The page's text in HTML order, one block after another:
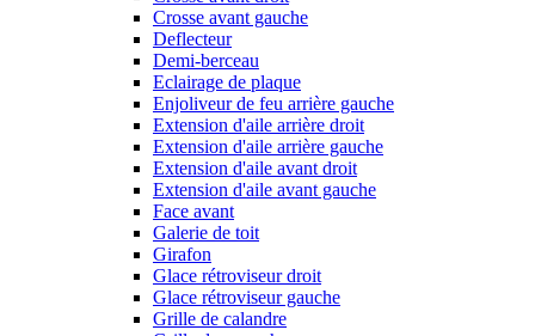
Crosse avant gauche
Deflecteur
Demi-berceau
Eclairage de plaque
Enjoliveur de feu arrière gauche
Extension d'aile arrière droit
Extension d'aile arrière gauche
Extension d'aile avant droit
Extension d'aile avant gauche
Face avant
Galerie de toit
Girafon
Glace rétroviseur droit
Glace rétroviseur gauche
Grille de calandre